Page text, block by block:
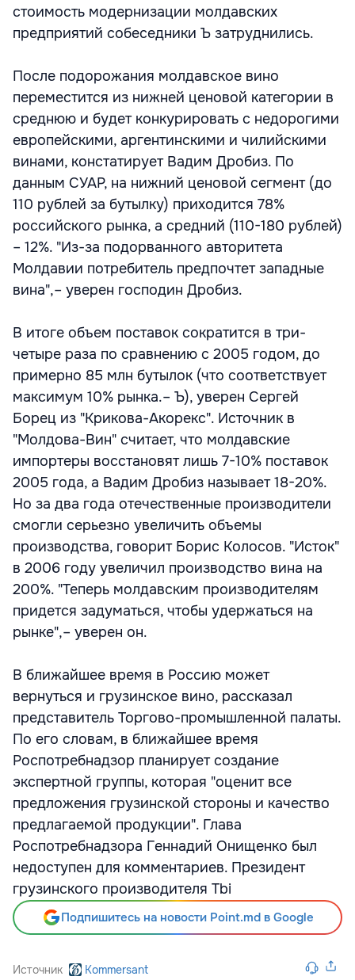
стоимость модернизации молдавских
предприятий собеседники Ъ затруднились.
После подорожания молдавское вино
переместится из нижней ценовой категории в
среднюю и будет конкурировать с недорогими
европейскими, аргентинскими и чилийскими
винами, констатирует Вадим Дробиз. По
данным СУАР, на нижний ценовой сегмент (до
110 рублей за бутылку) приходится 78%
российского рынка, а средний (110-180 рублей)
– 12%. "Из-за подорванного авторитета
Молдавии потребитель предпочтет западные
вина",– уверен господин Дробиз.
В итоге объем поставок сократится в три-
четыре раза по сравнению с 2005 годом, до
примерно 85 млн бутылок (что соответствует
максимум 10% рынка.– Ъ), уверен Сергей
Борец из "Крикова-Акорекс". Источник в
"Молдова-Вин" считает, что молдавские
импортеры восстановят лишь 7-10% поставок
2005 года, а Вадим Дробиз называет 18-20%.
Но за два года отечественные производители
смогли серьезно увеличить объемы
производства, говорит Борис Колосов. "Исток"
в 2006 году увеличил производство вина на
200%. "Теперь молдавским производителям
придется задуматься, чтобы удержаться на
рынке",– уверен он.
В ближайшее время в Россию может
вернуться и грузинское вино, рассказал
представитель Торгово-промышленной палаты.
По его словам, в ближайшее время
Роспотребнадзор планирует создание
экспертной группы, которая "оценит все
предложения грузинской стороны и качество
предлагаемой продукции". Глава
Роспотребнадзора Геннадий Онищенко был
недоступен для комментариев. Президент
грузинского производителя Tbi
Подпишитесь на новости Point.md в Google
Источник Kommersant